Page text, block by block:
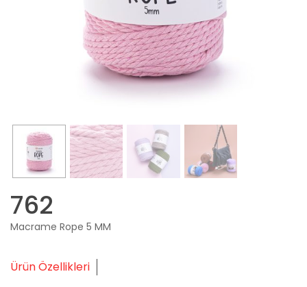
762
Macrame Rope 5 MM
Ürün Özellikleri